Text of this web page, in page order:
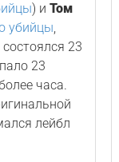
) и Том
убийцы,
состоялся 23
23
часа.
лейбл